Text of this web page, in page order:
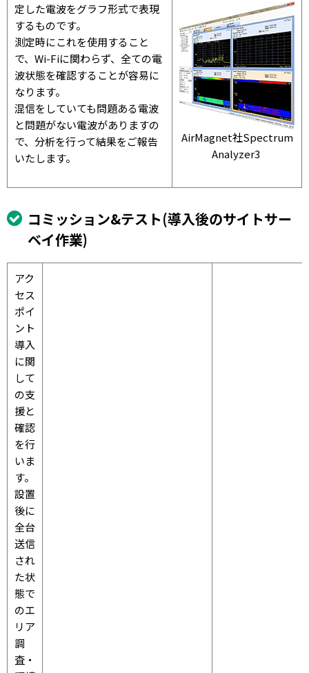
定した電波をグラフ形式で表現
するものです。
測定時にこれを使用すること
で、Wi-Fiに関わらず、全ての電
波状態を確認することが容易に
なります。
混信をしていても問題ある電波
と問題がない電波がありますの
で、分析を行って結果をご報告
いたします。
AirMagnet社Spectrum
Analyzer3
コミッション&テスト(導入後のサイトサー
ベイ作業)
アク
セス
ポイ
ント
導入
に関
して
の支
援と
確認
を行
いま
す。
設置
後に
全台
送信
され
た状
態で
のエ
リア
調
査・